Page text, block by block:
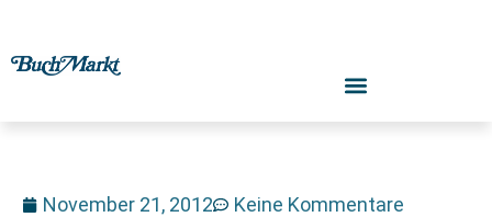
November 21, 2012 Keine Kommentare